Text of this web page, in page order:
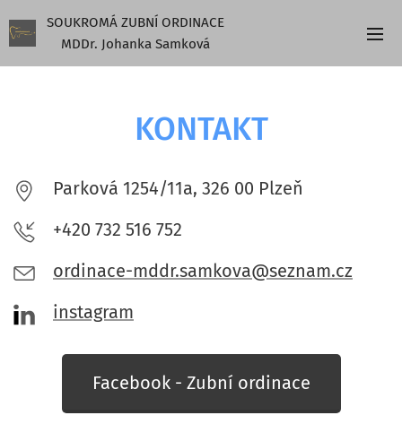
SOUKROMÁ ZUBNÍ ORDINACE
MDDr. Johanka Samková
KONTAKT
Parková 1254/11a, 326 00 Plzeň
+420 732 516 752
ordinace-mddr.samkova@seznam.cz
instagram
Facebook - Zubní ordinace